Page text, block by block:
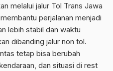
melalui jalur Tol Trans Jawa
perjalanan menjadi
lebih stabil dan waktu
dibanding jalur non tol.
tetap bisa berubah
dan situasi di rest